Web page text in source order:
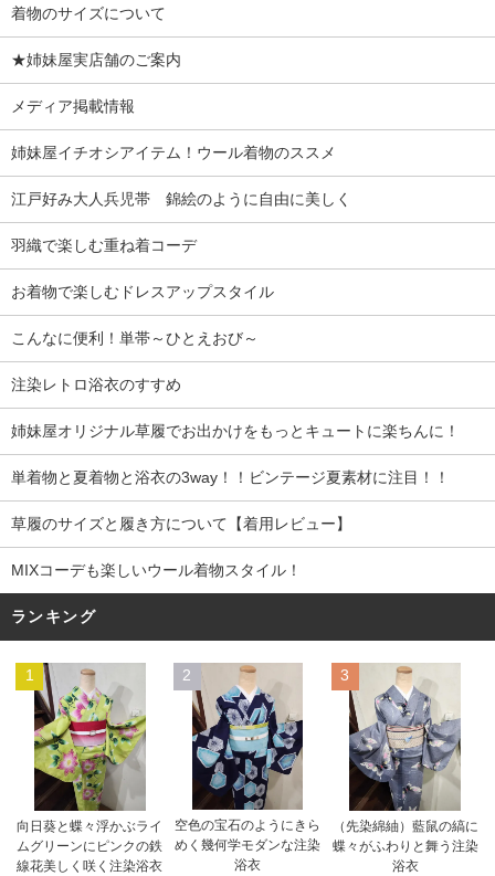
着物のサイズについて
★姉妹屋実店舗のご案内
メディア掲載情報
姉妹屋イチオシアイテム！ウール着物のススメ
江戸好み大人兵児帯 錦絵のように自由に美しく
羽織で楽しむ重ね着コーデ
お着物で楽しむドレスアップスタイル
こんなに便利！単帯～ひとえおび～
注染レトロ浴衣のすすめ
姉妹屋オリジナル草履でお出かけをもっとキュートに楽ちんに！
単着物と夏着物と浴衣の3way！！ビンテージ夏素材に注目！！
草履のサイズと履き方について【着用レビュー】
MIXコーデも楽しいウール着物スタイル！
ランキング
1
向日葵と蝶々浮かぶライ
ムグリーンにピンクの鉄
線花美しく咲く注染浴衣
2
空色の宝石のようにきら
めく幾何学モダンな注染
浴衣
3
（先染綿紬）藍鼠の縞に
蝶々がふわりと舞う注染
浴衣